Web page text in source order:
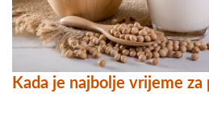
Kada je najbolje vrijeme